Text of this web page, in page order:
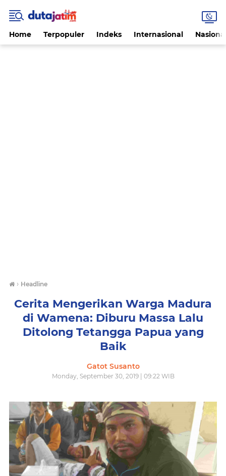
Home Terpopuler Indeks Internasional
› Headline
Cerita Mengerikan Warga Madura
di Wamena: Diburu Massa Lalu
Ditolong Tetangga Papua yang
Baik
Gatot Susanto
Monday, September 30, 2019 | 09:22 WIB